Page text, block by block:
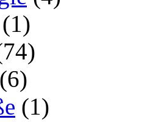
(1)
(6)
(1)